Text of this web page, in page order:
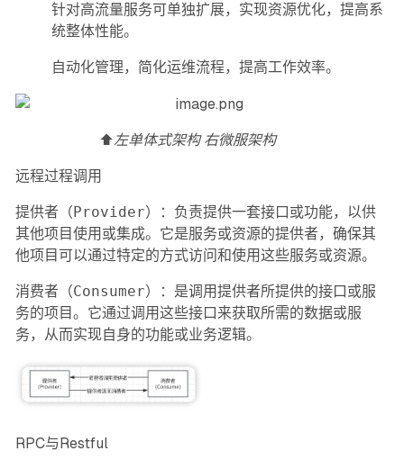
针对高流量服务可单独扩展，实现资源优化，提高系
统整体性能。
自动化管理，简化运维流程，提高工作效率。
⬆️左单体式架构 右微服架构
远程过程调用
提供者（Provider）
：负责提供一套接口或功能，以供
其他项目使用或集成。它是服务或资源的提供者，确保其
他项目可以通过特定的方式访问和使用这些服务或资源。
消费者（Consumer）
：是调用提供者所提供的接口或服
务的项目。它通过调用这些接口来获取所需的数据或服
务，从而实现自身的功能或业务逻辑。
RPC与Restful